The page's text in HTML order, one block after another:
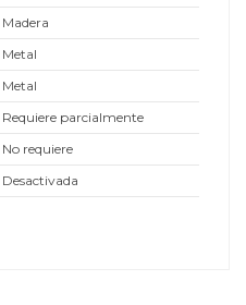
Madera
Metal
Metal
Requiere parcialmente
No requiere
Desactivada